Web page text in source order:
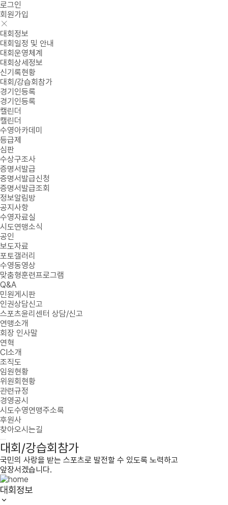
로그인
회원가입
대회정보
대회일정 및 안내
대회운영체계
대회상세정보
신기록현황
대회/강습회참가
경기인등록
경기인등록
캘린더
캘린더
수영아카데미
등급제
심판
수상구조사
증명서발급
증명서발급신청
증명서발급조회
정보알림방
공지사항
수영자료실
시도연맹소식
공인
보도자료
포토갤러리
수영동영상
맞춤형훈련프로그램
Q&A
민원게시판
인권상담신고
스포츠윤리센터 상담/신고
연맹소개
회장 인사말
연혁
CI소개
조직도
임원현황
위원회현황
관련규정
경영공시
시도수영연맹주소록
후원사
찾아오시는길
대회/강습회참가
국민의 사랑을 받는 스포츠로 발전할 수 있도록 노력하고
앞장서겠습니다.
대회정보